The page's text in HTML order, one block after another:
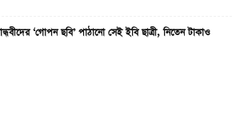
‘গোপন ছবি’ পাঠানো সেই ইবি ছাত্রী, নিতেন টাকাও